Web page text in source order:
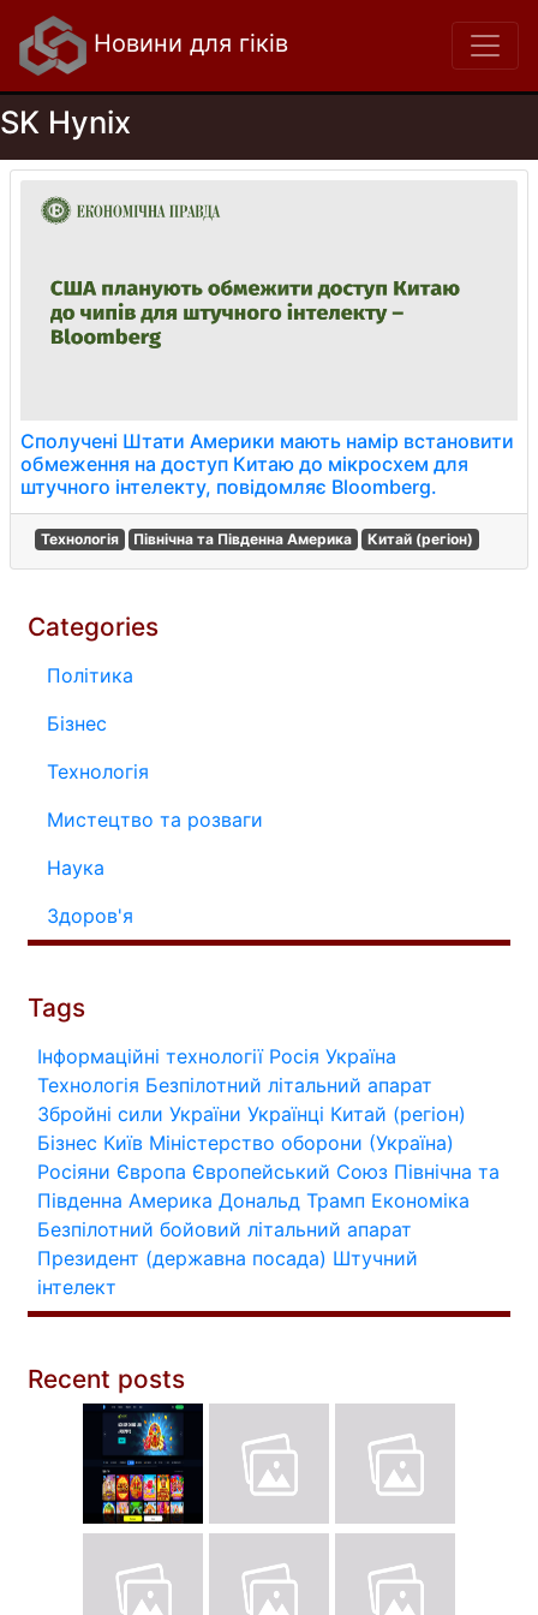
Новини для гіків
SK Hynix
Сполучені Штати Америки мають намір встановити
обмеження на доступ Китаю до мікросхем для
штучного інтелекту, повідомляє Bloomberg.
Технологія Північна та Південна Америка Китай (регіон)
Categories
Політика
Бізнес
Технологія
Мистецтво та розваги
Наука
Здоров'я
Tags
Інформаційні технології Росія Україна
Технологія Безпілотний літальний апарат
Збройні сили України Українці Китай (регіон)
Бізнес Київ Міністерство оборони (Україна)
Росіяни Європа Європейський Союз Північна та
Південна Америка Дональд Трамп Економіка
Безпілотний бойовий літальний апарат
Президент (державна посада) Штучний
інтелект
Recent posts